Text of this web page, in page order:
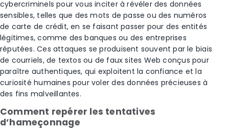
cybercriminels pour vous inciter à révéler des données
sensibles, telles que des mots de passe ou des numéros
de carte de crédit, en se faisant passer pour des entités
légitimes, comme des banques ou des entreprises
réputées. Ces attaques se produisent souvent par le biais
de courriels, de textos ou de faux sites Web conçus pour
paraître authentiques, qui exploitent la confiance et la
curiosité humaines pour voler des données précieuses à
des fins malveillantes.
Comment repérer les tentatives
d’hameçonnage